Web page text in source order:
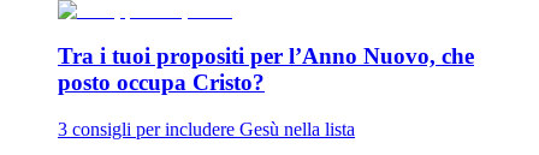
Tra i tuoi propositi per l’Anno Nuovo, che
posto occupa Cristo?
3 consigli per includere Gesù nella lista